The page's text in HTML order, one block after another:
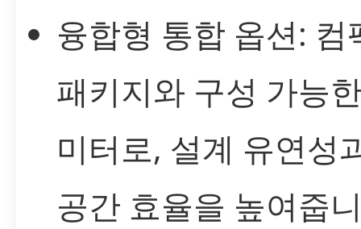
융합형 통합 옵션: 컴
패키지와 구성 가능
미터로, 설계 유연성
공간 효율을 높여줍